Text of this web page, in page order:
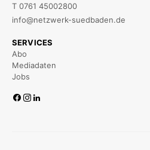
T 0761 45002800
info@netzwerk-suedbaden.de
SERVICES
Abo
Mediadaten
Jobs